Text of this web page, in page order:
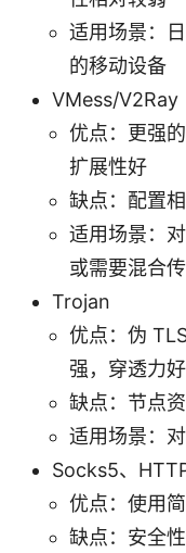
适用场景：
的移动设备
VMess/V2Ray
优点：更强
扩展性好
缺点：配置
适用场景：
或需要混合
Trojan
优点：伪
强，穿透力好
缺点：节点
适用场景：
Socks5、
优点：使用
缺点：安全